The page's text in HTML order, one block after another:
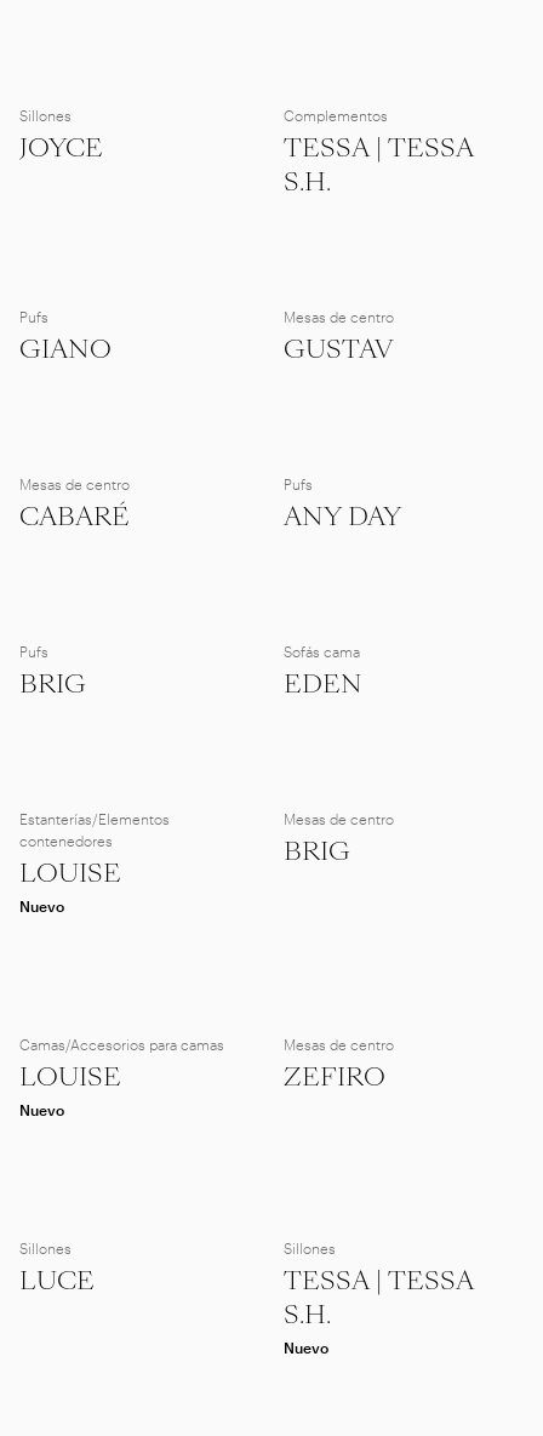
Sillones
JOYCE
Complementos
TESSA | TESSA
S.H.
Pufs
GIANO
Mesas de centro
GUSTAV
Mesas de centro
CABARÉ
Pufs
ANY DAY
Pufs
BRIG
Sofás cama
EDEN
Estanterías/Elementos
contenedores
LOUISE
Nuevo
Mesas de centro
BRIG
Camas/Accesorios para camas
LOUISE
Nuevo
Mesas de centro
ZEFIRO
Sillones
LUCE
Sillones
TESSA | TESSA
S.H.
Nuevo